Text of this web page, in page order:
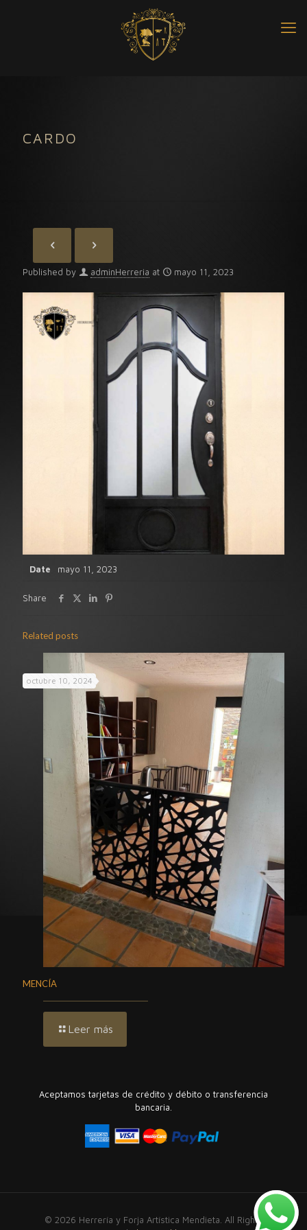
CARDO
Published by adminHerreria at mayo 11, 2023
Date mayo 11, 2023
Share
Related posts
octubre 10, 2024
MENCÍA
Leer más
Aceptamos tarjetas de crédito y débito o transferencia
bancaria.
© 2026 Herrería y Forja Artística Mendieta. All Rights